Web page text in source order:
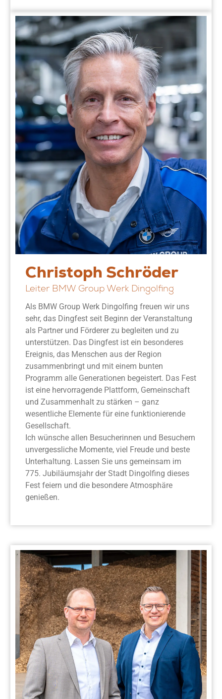
Christoph Schröder
Leiter BMW Group Werk Dingolfing
Als BMW Group Werk Dingolfing freuen wir uns
sehr, das Dingfest seit Beginn der Veranstaltung
als Partner und Förderer zu begleiten und zu
unterstützen. Das Dingfest ist ein besonderes
Ereignis, das Menschen aus der Region
zusammenbringt und mit einem bunten
Programm alle Generationen begeistert. Das Fest
ist eine hervorragende Plattform, Gemeinschaft
und Zusammenhalt zu stärken – ganz
wesentliche Elemente für eine funktionierende
Gesellschaft.
Ich wünsche allen Besucherinnen und Besuchern
unvergessliche Momente, viel Freude und beste
Unterhaltung. Lassen Sie uns gemeinsam im
775. Jubiläumsjahr der Stadt Dingolfing dieses
Fest feiern und die besondere Atmosphäre
genießen.